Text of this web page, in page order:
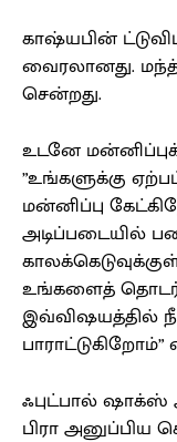
காஷ்யபின்
வைரலானது.
சென்றது.
உடனே
”உங்களுக்கு
மன்னிப்பு
அடிப்படையில்
உங்களைத்
இவ்விஷயத்தில்
ஃபுட்பால் ஷாக்ஸ்
பிரா அனுப்பிய